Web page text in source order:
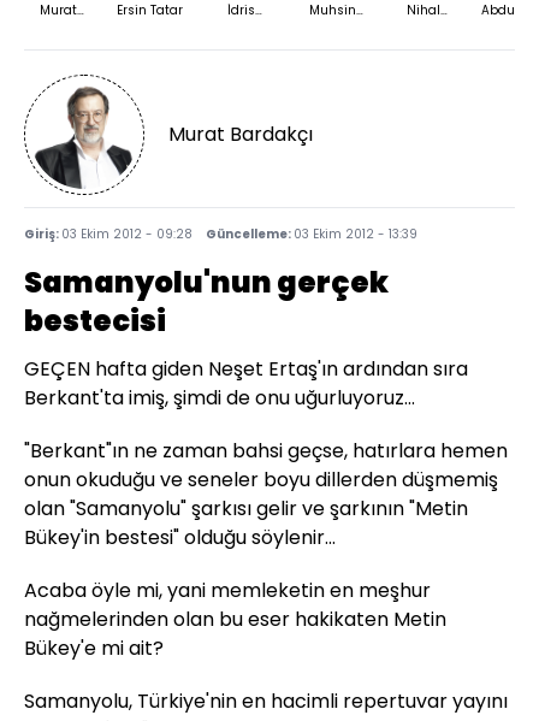
Murat
Ersin Tatar
İdris
Muhsin
Nihal
Murat Bardakçı
Giriş: 03 Ekim 2012 - 09:28 Güncelleme: 03 Ekim 2012 - 13:39
Samanyolu'nun gerçek
bestecisi
GEÇEN hafta giden Neşet Ertaş'ın ardından sıra
Berkant'ta imiş, şimdi de onu uğurluyoruz...
"Berkant"ın ne zaman bahsi geçse, hatırlara hemen
onun okuduğu ve seneler boyu dillerden düşmemiş
olan "Samanyolu" şarkısı gelir ve şarkının "Metin
Bükey'in bestesi" olduğu söylenir...
Acaba öyle mi, yani memleketin en meşhur
nağmelerinden olan bu eser hakikaten Metin
Bükey'e mi ait?
Samanyolu, Türkiye'nin en hacimli repertuvar yayını